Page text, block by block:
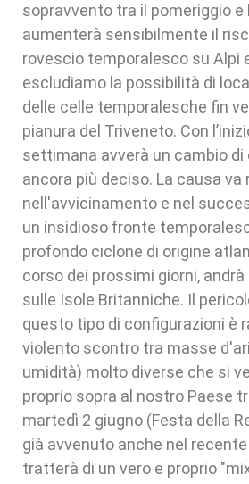
sopravvento tra il pomeriggio
aumenterà sensibilmente il
rovescio temporalesco su Alpi
escludiamo la possibilità di
delle celle temporalesche fin
pianura del Triveneto. Con
settimana avverà un cambio di
ancora più deciso. La causa va
nell'avvicinamento e nel
un insidioso fronte
profondo ciclone di origine
corso dei prossimi giorni,
sulle Isole Britanniche. Il
questo tipo di configurazioni è
violento scontro tra masse
umidità) molto diverse che si
proprio sopra al nostro Paese
martedì 2 giugno (Festa della
già avvenuto anche nel
tratterà di un vero e proprio